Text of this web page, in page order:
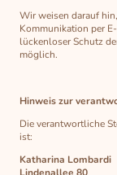
Wir weisen darauf
Kommunikation per
lückenloser Schutz
möglich.
Hinweis zur
Die verantwortliche
ist:
Katharina Lombardi